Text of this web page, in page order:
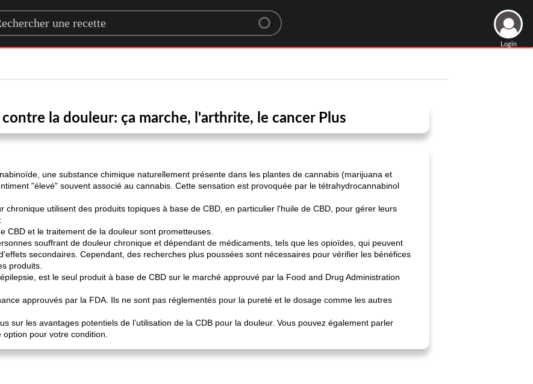
for a recipe
Login
contre la douleur: ça marche, l'arthrite, le cancer Plus
une substance chimique naturellement présente dans les plantes de cannabis (marijuana et
"élevé" souvent associé au cannabis. Cette sensation est provoquée par le tétrahydrocannabinol
chronique utilisent des produits topiques à base de CBD, en particulier l'huile de CBD, pour gérer leurs
CBD et le traitement de la douleur sont prometteuses.
souffrant de douleur chronique et dépendant de médicaments, tels que les opioïdes, qui peuvent
secondaires. Cependant, des recherches plus poussées sont nécessaires pour vérifier les bénéfices
produits.
est le seul produit à base de CBD sur le marché approuvé par la Food and Drug Administration
approuvés par la FDA. Ils ne sont pas réglementés pour la pureté et le dosage comme les autres
sur les avantages potentiels de l’utilisation de la CDB pour la douleur. Vous pouvez également parler
pour votre condition.